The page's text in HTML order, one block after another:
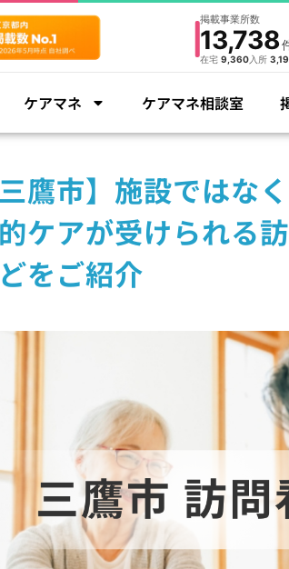
掲載事業所数
13,738
在宅 9,360入所
ケアマネ ケアマネ相談室
三鷹市】施設ではな
ケアが受けられる
をご紹介